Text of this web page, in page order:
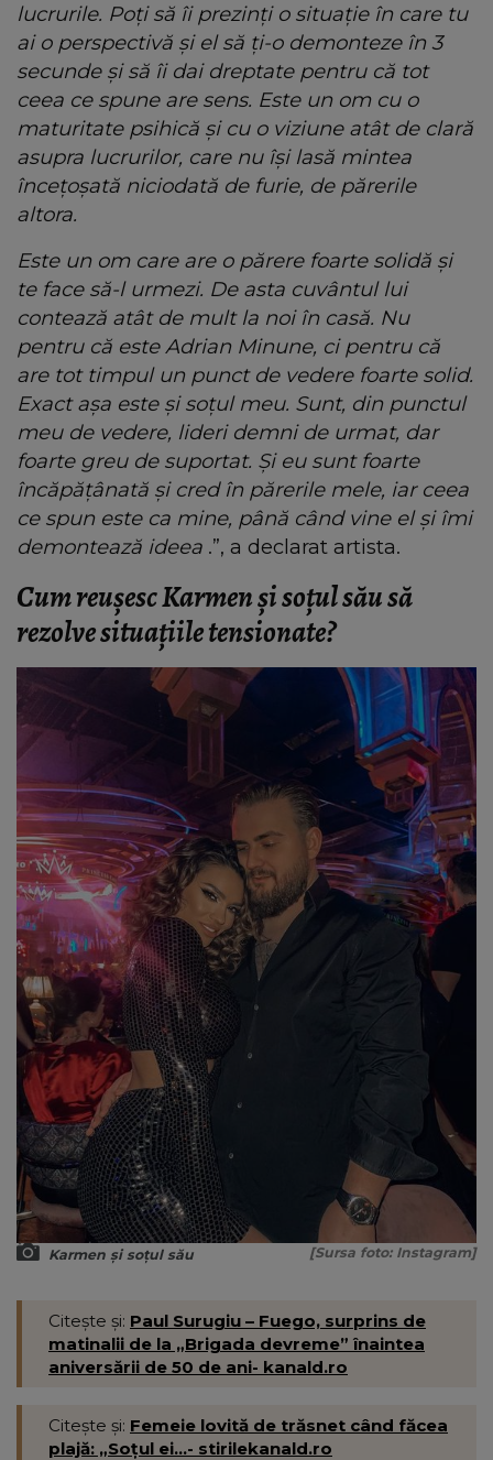
lucrurile. Poți să îi prezinți o situație în care tu
ai o perspectivă și el să ți-o demonteze în 3
secunde și să îi dai dreptate pentru că tot
ceea ce spune are sens. Este un om cu o
maturitate psihică și cu o viziune atât de clară
asupra lucrurilor, care nu își lasă mintea
încețoșată niciodată de furie, de părerile
altora.
Este un om care are o părere foarte solidă și
te face să-l urmezi. De asta cuvântul lui
contează atât de mult la noi în casă. Nu
pentru că este Adrian Minune, ci pentru că
are tot timpul un punct de vedere foarte solid.
Exact așa este și soțul meu. Sunt, din punctul
meu de vedere, lideri demni de urmat, dar
foarte greu de suportat. Și eu sunt foarte
încăpățânată și cred în părerile mele, iar ceea
ce spun este ca mine, până când vine el și îmi
demontează ideea .”, a declarat artista.
Cum reușesc Karmen și soțul său să
rezolve situațiile tensionate?
Karmen și soțul său [Sursa foto: Instagram]
Citește și: Paul Surugiu – Fuego, surprins de
matinalii de la „Brigada devreme” înaintea
aniversării de 50 de ani- kanald.ro
Citește și: Femeie lovită de trăsnet când făcea
plajă: „Soțul ei...- stirilekanald.ro